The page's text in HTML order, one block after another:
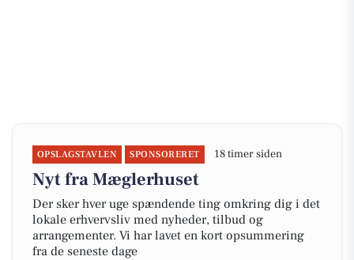
OPSLAGSTAVLEN SPONSORERET 18 timer siden
Nyt fra Mæglerhuset
Der sker hver uge spændende ting omkring dig i det
lokale erhvervsliv med nyheder, tilbud og
arrangementer. Vi har lavet en kort opsummering
fra de seneste dage